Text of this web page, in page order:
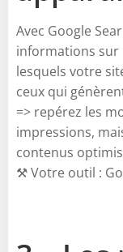
Avec Google
informations sur
lesquels votre
ceux qui
=> repérez les
impressions,
contenus
⚒️ Votre outil :